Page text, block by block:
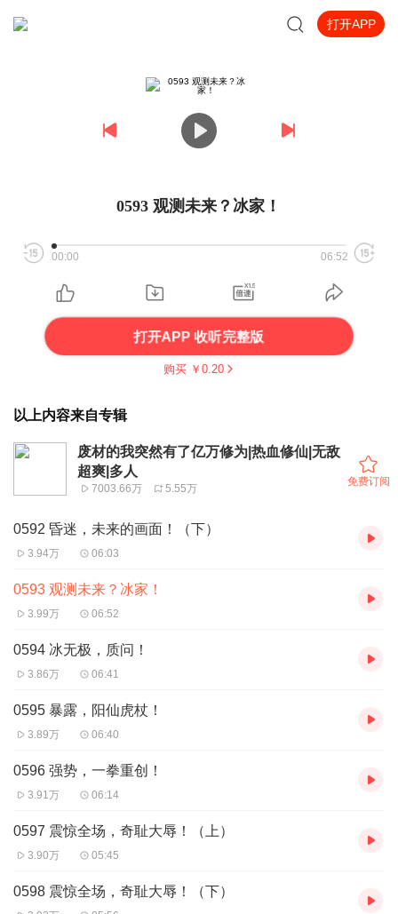
打开APP
0593 观测未来？冰家！
00:00 06:52
打开APP 收听完整版
购买 ￥ 0.20
以上内容来自专辑
废材的我突然有了亿万修为|热血修仙|无敌
超爽|多人
7003.66万 5.55万
免费订阅
0592 昏迷，未来的画面！（下）
3.94万 06:03
0593 观测未来？冰家！
3.99万 06:52
0594 冰无极，质问！
3.86万 06:41
0595 暴露，阳仙虎杖！
3.89万 06:40
0596 强势，一拳重创！
3.91万 06:14
0597 震惊全场，奇耻大辱！（上）
3.90万 05:45
0598 震惊全场，奇耻大辱！（下）